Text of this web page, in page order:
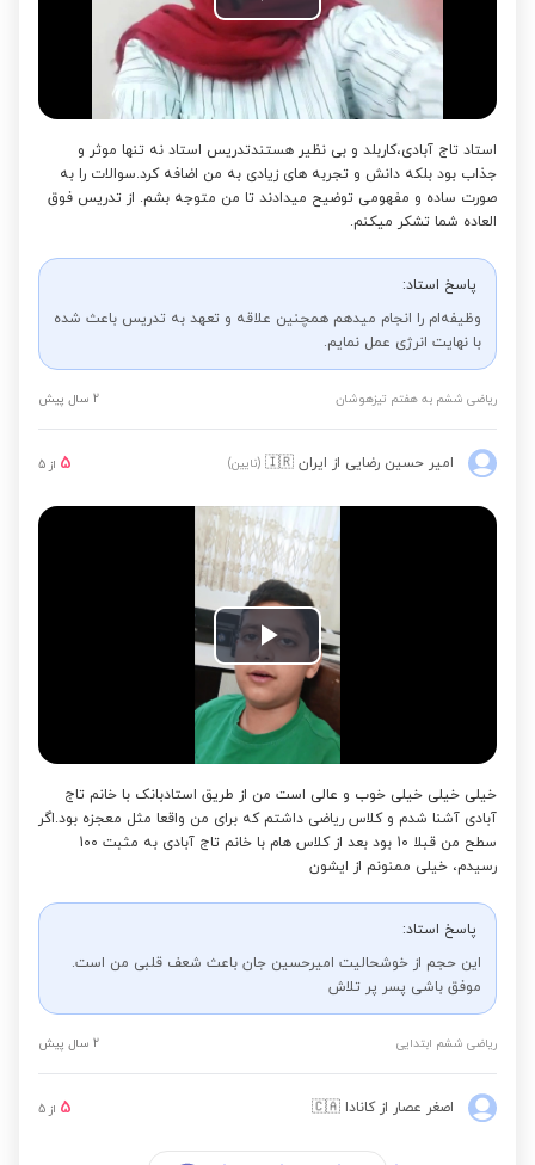
Play
Video
استاد تاج آبادی،کاربلد و بی نظیر هستندتدریس استاد نه تنها موثر و
جذاب بود بلکه دانش و تجربه های زیادی به من اضافه کرد.سوالات را به
صورت ساده و مفهومی توضیح میدادند تا من متوجه بشم. از تدریس فوق
العاده شما تشکر میکنم.
پاسخ استاد:
وظیفه‌ام را انجام میدهم همچنین علاقه و تعهد به تدریس باعث شده
با نهایت انرژی عمل نمایم.
ریاضی ششم به هفتم تیزهوشان 2 سال پیش
امیر حسین رضایی از ایران 🇮🇷 (نایین) 5 از 5
Play
Video
خیلی خیلی خیلی خوب و عالی است ️️️️️من از طریق استادبانک با خانم تاج
آبادی آشنا شدم و کلاس ریاضی داشتم که برای من واقعا مثل معجزه بود.اگر
سطح من قبلا 10 بود بعد از کلاس هام با خانم تاج آبادی به مثبت 100
رسیدم، خیلی ممنونم از ایشون
پاسخ استاد:
این حجم از خوشحالیت امیرحسین جان باعث شعف قلبی من است.
موفق باشی پسر پر تلاش
ریاضی ششم ابتدایی 2 سال پیش
اصغر عصار از کانادا 🇨🇦
5 از 5